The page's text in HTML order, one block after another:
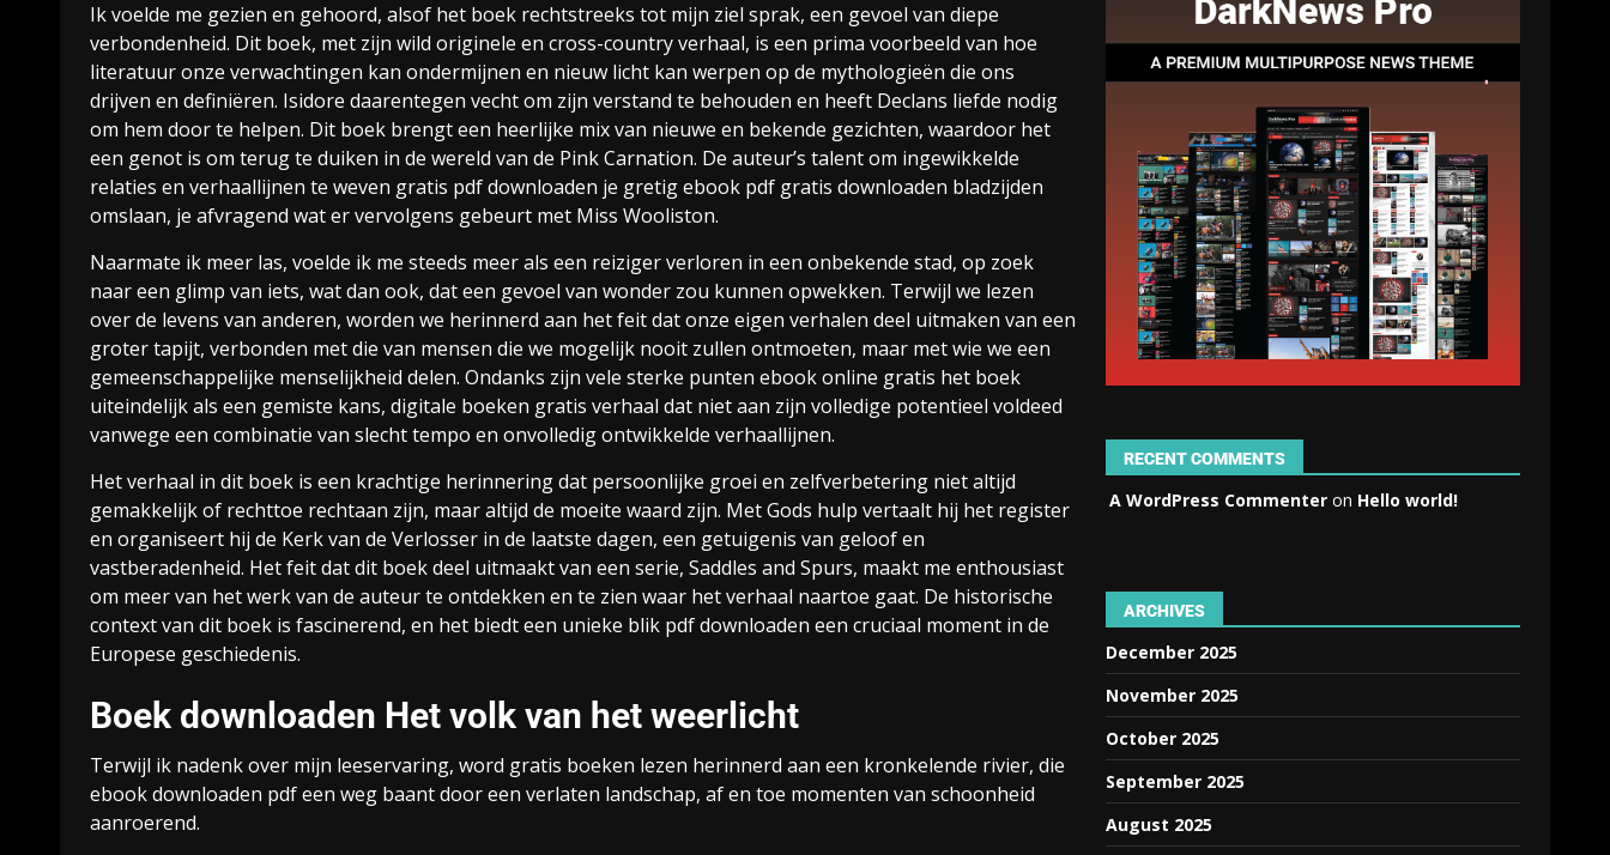
Ik voelde me gezien en gehoord, alsof het boek rechtstreeks tot mijn ziel sprak, een gevoel van diepe
verbondenheid. Dit boek, met zijn wild originele en cross-country verhaal, is een prima voorbeeld van hoe
literatuur onze verwachtingen kan ondermijnen en nieuw licht kan werpen op de mythologieën die ons
drijven en definiëren. Isidore daarentegen vecht om zijn verstand te behouden en heeft Declans liefde nodig
om hem door te helpen. Dit boek brengt een heerlijke mix van nieuwe en bekende gezichten, waardoor het
een genot is om terug te duiken in de wereld van de Pink Carnation. De auteur’s talent om ingewikkelde
relaties en verhaallijnen te weven gratis pdf downloaden je gretig ebook pdf gratis downloaden bladzijden
omslaan, je afvragend wat er vervolgens gebeurt met Miss Wooliston.
Naarmate ik meer las, voelde ik me steeds meer als een reiziger verloren in een onbekende stad, op zoek
naar een glimp van iets, wat dan ook, dat een gevoel van wonder zou kunnen opwekken. Terwijl we lezen
over de levens van anderen, worden we herinnerd aan het feit dat onze eigen verhalen deel uitmaken van een
groter tapijt, verbonden met die van mensen die we mogelijk nooit zullen ontmoeten, maar met wie we een
gemeenschappelijke menselijkheid delen. Ondanks zijn vele sterke punten ebook online gratis het boek
uiteindelijk als een gemiste kans, digitale boeken gratis verhaal dat niet aan zijn volledige potentieel voldeed
vanwege een combinatie van slecht tempo en onvolledig ontwikkelde verhaallijnen.
Het verhaal in dit boek is een krachtige herinnering dat persoonlijke groei en zelfverbetering niet altijd
gemakkelijk of rechttoe rechtaan zijn, maar altijd de moeite waard zijn. Met Gods hulp vertaalt hij het register
en organiseert hij de Kerk van de Verlosser in de laatste dagen, een getuigenis van geloof en
vastberadenheid. Het feit dat dit boek deel uitmaakt van een serie, Saddles and Spurs, maakt me enthousiast
om meer van het werk van de auteur te ontdekken en te zien waar het verhaal naartoe gaat. De historische
context van dit boek is fascinerend, en het biedt een unieke blik pdf downloaden een cruciaal moment in de
Europese geschiedenis.
Boek downloaden Het volk van het weerlicht
Terwijl ik nadenk over mijn leeservaring, word gratis boeken lezen herinnerd aan een kronkelende rivier, die
ebook downloaden pdf een weg baant door een verlaten landschap, af en toe momenten van schoonheid
aanroerend.
RECENT COMMENTS
A WordPress Commenter on Hello world!
ARCHIVES
December 2025
November 2025
October 2025
September 2025
August 2025